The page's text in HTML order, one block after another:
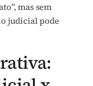
mas sem
judicial pode